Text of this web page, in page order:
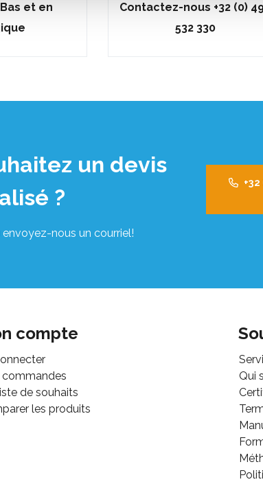
et en
Contactez-nous +32 (0)
532 330
un devis
?
nous un courriel!
compte
commandes
de souhaits
les produits
Qui